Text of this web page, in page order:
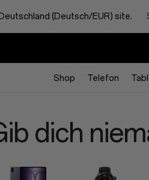
Deutschland (Deutsch/EUR) site.
Shop Telefon
dich